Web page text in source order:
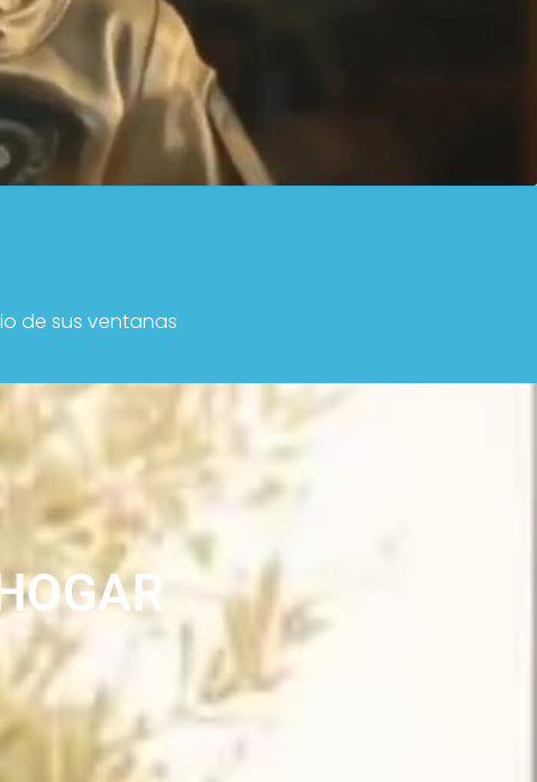
de sus ventanas
OGAR